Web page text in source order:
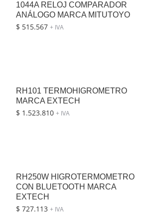
1044A RELOJ COMPARADOR
ANÁLOGO MARCA MITUTOYO
$ 515.567 + IVA
RH101 TERMOHIGROMETRO
MARCA EXTECH
$ 1.523.810 + IVA
RH250W HIGROTERMOMETRO
CON BLUETOOTH MARCA
EXTECH
$ 727.113 + IVA